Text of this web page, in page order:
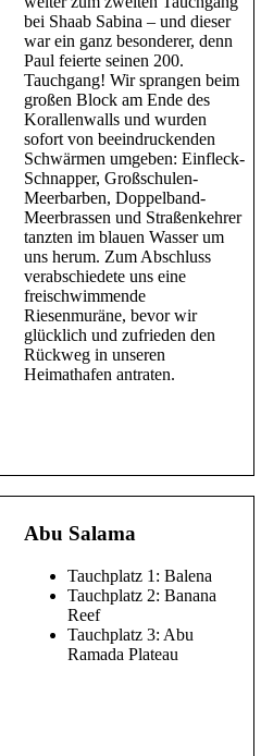
bei Shaab Sabina – und dieser
war ein ganz besonderer, denn
Paul feierte seinen 200.
Tauchgang! Wir sprangen beim
großen Block am Ende des
Korallenwalls und wurden
sofort von beeindruckenden
Schwärmen umgeben: Einfleck-
Schnapper, Großschulen-
Meerbarben, Doppelband-
Meerbrassen und Straßenkehrer
tanzten im blauen Wasser um
uns herum. Zum Abschluss
verabschiedete uns eine
freischwimmende
Riesenmuräne, bevor wir
glücklich und zufrieden den
Rückweg in unseren
Heimathafen antraten.
Abu Salama
Tauchplatz 1: Balena
Tauchplatz 2: Banana
Reef
Tauchplatz 3: Abu
Ramada Plateau